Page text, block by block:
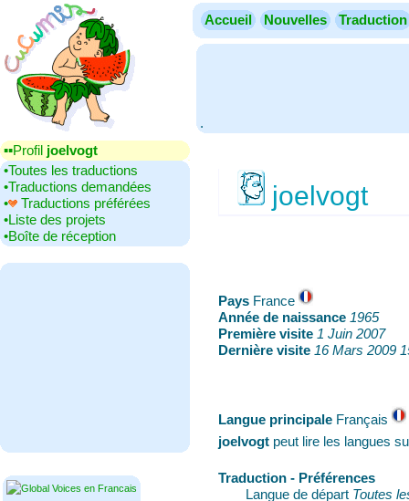
Accueil Nouvelles Traduction
.
▪▪‎Profil joelvogt
•‎Toutes les traductions
•‎Traductions demandées
•‎
Traductions préférées
•‎Liste des projets
•‎Boîte de réception
joelvogt
Pays ‎France
Année de naissance 1965
Première visite 1 Juin 2007
Dernière visite 16 Mars 2009
Langue principale ‎Français
joelvogt peut lire les langues
Traduction - Préférences
Langue de départ Toutes